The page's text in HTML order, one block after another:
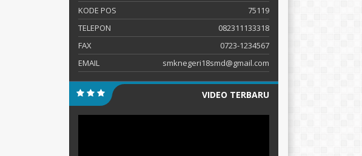
KODE POS
75119
TELEPON
082311133318
FAX
0723-1234567
EMAIL
smknegeri18smd@gmail.com
VIDEO TERBARU